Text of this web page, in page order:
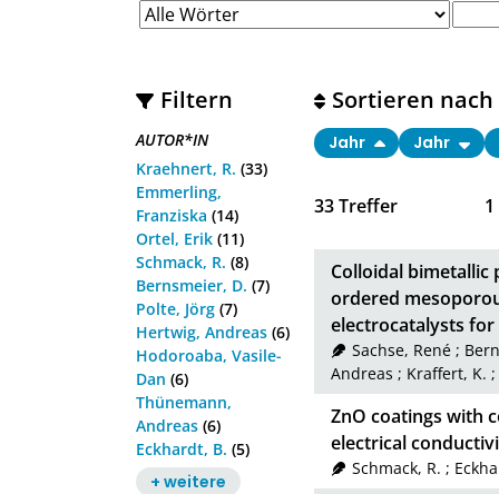
Filtern
AUTOR*IN
Kraehnert, R. (33)
Emmerling,
Franziska (14)
Ortel, Erik (11)
Schmack, R. (8)
Bernsmeier, D. (7)
Polte, Jörg (7)
Hertwig, Andreas (6)
Hodoroaba, Vasile-
Dan (6)
Thünemann,
Andreas (6)
Eckhardt, B. (5)
+ weitere
33Treffer 1
Sortieren nach
Jahr Jahr
Colloidal
ordered
electrocatalysts
Sachse, René;
Andreas ; Kraffert, K. ;
ZnO coatings with
electrical
Schmack, R. ;